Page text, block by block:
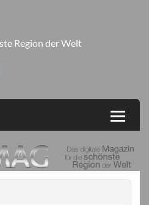
Region der Welt